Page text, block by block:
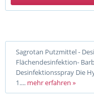
Sagrotan Putzmittel -
Flächendesinfektion-
Desinfektionsspray Die
1.... mehr erfahren »